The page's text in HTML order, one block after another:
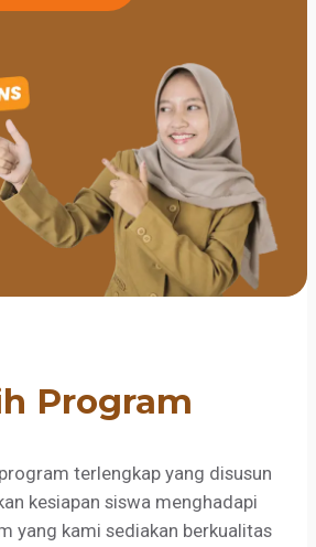
Program
terlengkap yang disusun
kesiapan siswa menghadapi
yang kami sediakan berkualitas